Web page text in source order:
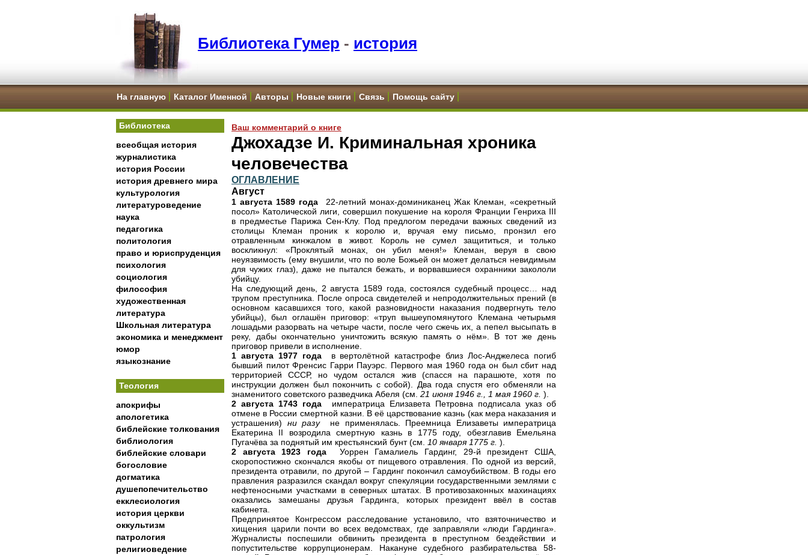
Библиотека Гумер - история
На главную Каталог Именной Авторы Новые книги Связь Помощь сайту
Библиотека
всеобщая история
журналистика
история России
история древнего мира
культурология
литературоведение
наука
педагогика
политология
право и юриспруденция
психология
социология
философия
художественная
литература
Школьная литература
экономика и менеджмент
юмор
языкознание
Теология
апокрифы
апологетика
библейские толкования
библиология
библейские словари
богословие
догматика
душепопечительство
екклесиология
история церкви
оккультизм
патрология
религиоведение
Ваш комментарий о книге
Джохадзе И. Криминальная хроника
человечества
ОГЛАВЛЕНИЕ
Август
1 августа 1589 года 22-летний монах-доминиканец Жак Клеман, «секретный
посол» Католической лиги, совершил покушение на короля Франции Генриха III
в предместье Парижа Сен-Клу. Под предлогом передачи важных сведений из
столицы Клеман проник к королю и, вручая ему письмо, пронзил его
отравленным кинжалом в живот. Король не сумел защититься, и только
воскликнул: «Проклятый монах, он убил меня!» Клеман, веруя в свою
неуязвимость (ему внушили, что по воле Божьей он может делаться невидимым
для чужих глаз), даже не пытался бежать, и ворвавшиеся охранники закололи
убийцу.
На следующий день, 2 августа 1589 года, состоялся судебный процесс… над
трупом преступника. После опроса свидетелей и непродолжительных прений (в
основном касавшихся того, какой разновидности наказания подвергнуть тело
убийцы), был оглашён приговор: «труп вышеупомянутого Клемана четырьмя
лошадьми разорвать на четыре части, после чего сжечь их, а пепел высыпать в
реку, дабы окончательно уничтожить всякую память о нём». В тот же день
приговор привели в исполнение.
1 августа 1977 годав вертолётной катастрофе близ Лос-Анджелеса погиб
бывший пилот Френсис Гарри Пауэрс. Первого мая 1960 года он был сбит над
территорией СССР, но чудом остался жив (спасся на парашюте, хотя по
инструкции должен был покончить с собой). Два года спустя его обменяли на
знаменитого советского разведчика Абеля (см. 21 июня 1946 г., 1 мая 1960 г. ).
2 августа 1743 года императрица Елизавета Петровна подписала указ об
отмене в России смертной казни. В её царствование казнь (как мера наказания и
устрашения) ни разуне применялась. Преемница Елизаветы императрица
Екатерина II возродила смертную казнь в 1775 году, обезглавив Емельяна
Пугачёва за поднятый им крестьянский бунт (см.
10 января 1775 г. ).
2 августа 1923 года Уоррен Гамалиель Гардинг, 29-й президент США,
скоропостижно скончался якобы от пищевого отравления. По одной из версий,
президента отравили, по другой – Гардинг покончил самоубийством. В годы его
правления разразился скандал вокруг спекуляции государственными землями с
нефтеносными участками в северных штатах. В противозаконных махинациях
оказались замешаны друзья Гардинга, которых президент ввёл в состав
кабинета.
Предпринятое Конгрессом расследование установило, что взяточничество и
хищения царили почти во всех ведомствах, где заправляли «люди Гардинга».
Журналисты поспешили обвинить президента в преступном бездействии и
попустительстве коррупционерам. Накануне судебного разбирательства 58-